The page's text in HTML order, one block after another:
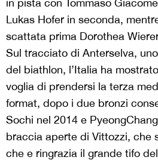
in pista con Tommaso
Lukas Hofer in seconda,
scattata prima Dorothea
Sul tracciato di Anterselva,
del biathlon, l’Italia ha
voglia di prendersi la terza
format, dopo i due bronzi
Sochi nel 2014 e
braccia aperte di Vittozzi, che
che e ringrazia il grande tifo